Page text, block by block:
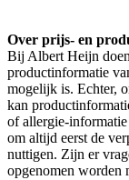
Over prijs- en
Bij Albert Heijn
productinformatie
mogelijk is. Echter,
kan
of allergie-informatie
om altijd eerst de
nuttigen. Zijn er
opgenomen worden